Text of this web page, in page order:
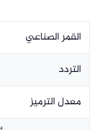
القمر الصناعي
التردد
معدل الترميز